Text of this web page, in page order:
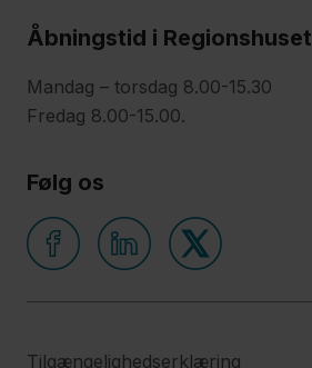
Åbningstid i Regionshuset
Mandag – torsdag 8.00-15.30
Fredag 8.00-15.00.
Følg os
Tilgængelighedserklæring